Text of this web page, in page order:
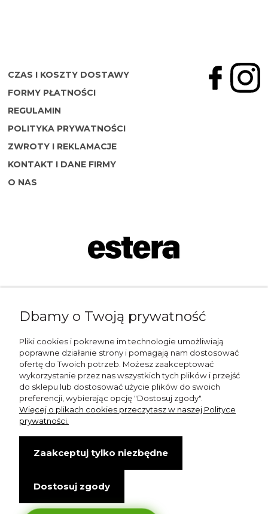
CZAS I KOSZTY DOSTAWY
FORMY PŁATNOŚCI
REGULAMIN
POLITYKA PRYWATNOŚCI
ZWROTY I REKLAMACJE
KONTAKT I DANE FIRMY
O NAS
shop@esterashop.com
+48 785 709 330
ESTERA
Otolice 68
99-400 Łowicz
Wskazówki dojazdu
NIP: 8341003819
Copyright © Estera. Wszelkie prawa zastrzeżone.
Managed byDigitalCraft Solutions
Dbamy o Twoją prywatność
Pliki cookies i pokrewne im technologie umożliwiają
poprawne działanie strony i pomagają nam dostosować
ofertę do Twoich potrzeb. Możesz zaakceptować
wykorzystanie przez nas wszystkich tych plików i przejść
do sklepu lub dostosować użycie plików do swoich
preferencji, wybierając opcję "Dostosuj zgody".
Więcej o plikach cookies przeczytasz w naszej Polityce
prywatności.
Zaakceptuj tylko niezbędne
Dostosuj zgody